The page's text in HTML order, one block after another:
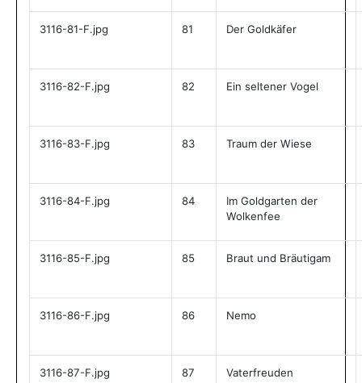
3116-81-F.jpg 81 Der Goldkäfer
3116-82-F.jpg 82 Ein seltener Vogel
3116-83-F.jpg 83 Traum der Wiese
3116-84-F.jpg 84
Im Goldgarten der
Wolkenfee
3116-85-F.jpg 85 Braut und Bräutigam
3116-86-F.jpg 86 Nemo
3116-87-F.jpg 87 Vaterfreuden